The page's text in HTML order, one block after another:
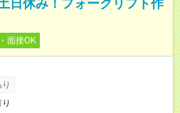
日休み！フォークリフト作
面接OK